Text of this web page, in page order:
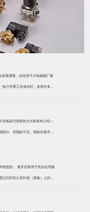
发展缓慢，但也有不少电磁阀厂家
电力等重工业项目时，发现许多项
感器代理商就为大家简单介绍一
分。其随处可见，例如在超市柜
造的。 通常还将用于初步处理被
沉积在介质衬底（基板）上的，